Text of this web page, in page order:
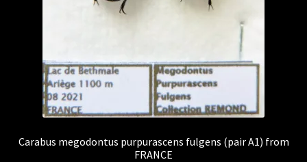
Carabus megodontus purpurascens fulgens (pair A1) from
FRANCE